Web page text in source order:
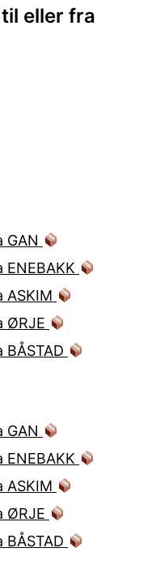
eller fra
GAN
ASKIM
ØRJE
GAN
ASKIM
ØRJE